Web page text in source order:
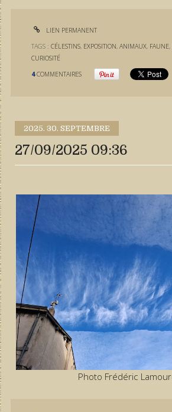
LIEN PERMANENT
TAGS :CÉLESTINS, EXPOSITION,ANIMAUX, FAUNE,
CURIOSITÉ
4 COMMENTAIRES
2025. 30. SEPTEMBRE
27/09/2025 09:36
Photo Frédéric